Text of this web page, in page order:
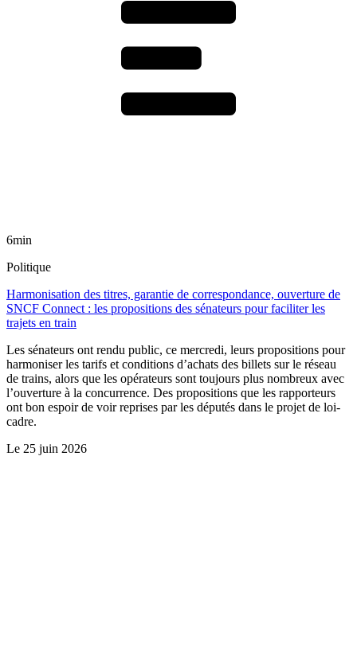
6min
Politique
Harmonisation des titres, garantie de correspondance, ouverture de
SNCF Connect : les propositions des sénateurs pour faciliter les
trajets en train
Les sénateurs ont rendu public, ce mercredi, leurs propositions pour
harmoniser les tarifs et conditions d’achats des billets sur le réseau
de trains, alors que les opérateurs sont toujours plus nombreux avec
l’ouverture à la concurrence. Des propositions que les rapporteurs
ont bon espoir de voir reprises par les députés dans le projet de loi-
cadre.
Le 25 juin 2026